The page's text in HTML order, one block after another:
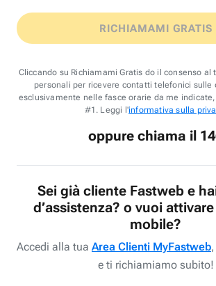
RICHIAMAMI GRATIS
Cliccando su Richiamami Gratis do il consenso
personali per ricevere contatti telefonici sulle
esclusivamente nelle fasce orarie da me
#1. Leggi l'informativa sulla
oppure chiama il
Sei già cliente Fastweb e
d’assistenza? o vuoi attivare
mobile?
Accedi alla tua Area Clienti MyFastweb
e ti richiamiamo subito!